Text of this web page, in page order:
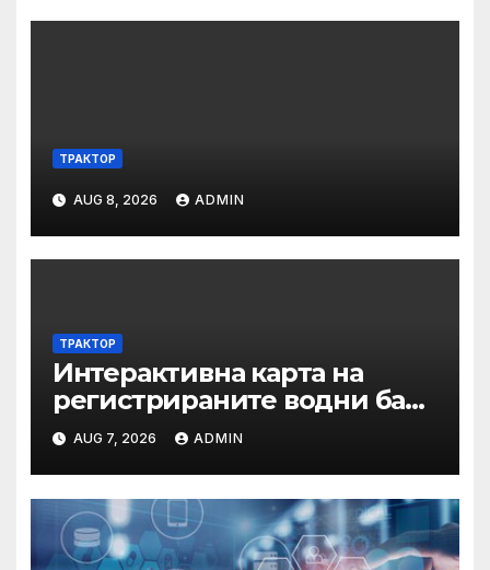
ТРАКТОР
AUG 8, 2026 ADMIN
ТРАКТОР
Интерактивна карта на
регистрираните водни бази
по Черноморието за летния
сезон на 2026 г.
AUG 7, 2026 ADMIN